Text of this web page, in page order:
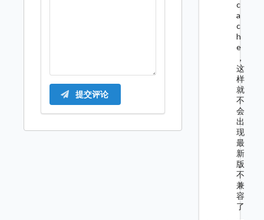
提交评论
c
a
c
h
e
，
这
样
就
不
会
出
现
最
新
版
不
兼
容
了